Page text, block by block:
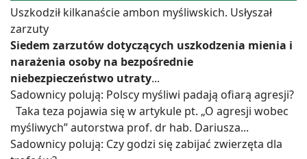
Uszkodził kilkanaście ambon myśliwskich. Usłyszał
zarzuty
Siedem zarzutów dotyczących uszkodzenia mienia i
narażenia osoby na bezpośrednie
niebezpieczeństwo utraty...
Sadownicy polują: Polscy myśliwi padają ofiarą agresji?
Taka teza pojawia się w artykule pt. „O agresji wobec
myśliwych” autorstwa prof. dr hab. Dariusza...
Sadownicy polują: Czy godzi się zabijać zwierzęta dla